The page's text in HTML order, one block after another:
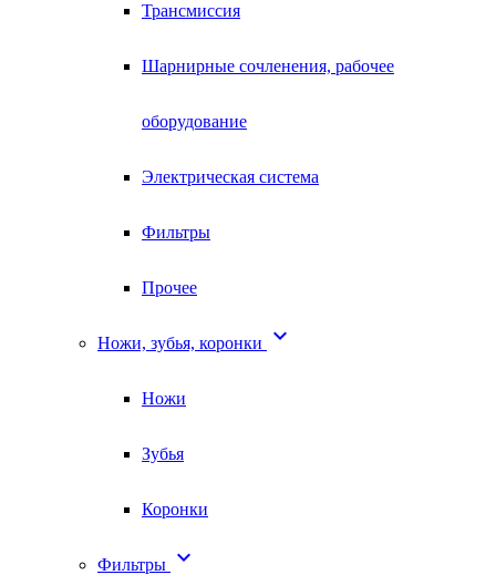
Трансмиссия
Шарнирные сочленения, рабочее
оборудование
Электрическая система
Фильтры
Прочее
Ножи, зубья, коронки 
Ножи
Зубья
Коронки
Фильтры 